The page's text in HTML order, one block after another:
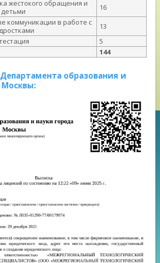
жестокого обращения и
детьми
16
коммуникации в работе с
13
5
144
образования и
Москвы: